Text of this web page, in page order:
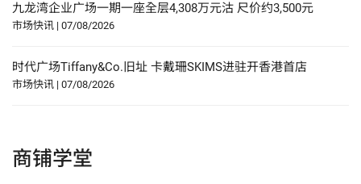
九龙湾企业广场一期一座全层4,308万元沽 尺价约3,500元
市场快讯 | 07/08/2026
时代广场Tiffany&Co.旧址 卡戴珊SKIMS进驻开香港首店
市场快讯 | 07/08/2026
商铺学堂